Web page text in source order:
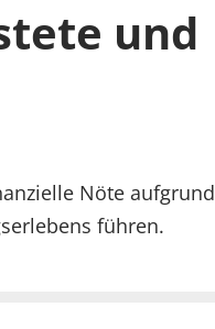
und
Nöte aufgrund
führen.